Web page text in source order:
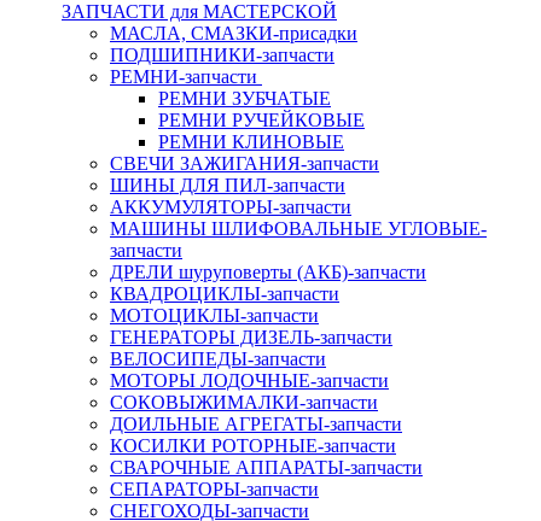
ЗАПЧАСТИ для МАСТЕРСКОЙ
МАСЛА, СМАЗКИ-присадки
ПОДШИПНИКИ-запчасти
РЕМНИ-запчасти
РЕМНИ ЗУБЧАТЫЕ
РЕМНИ РУЧЕЙКОВЫЕ
РЕМНИ КЛИНОВЫЕ
СВЕЧИ ЗАЖИГАНИЯ-запчасти
ШИНЫ ДЛЯ ПИЛ-запчасти
АККУМУЛЯТОРЫ-запчасти
МАШИНЫ ШЛИФОВАЛЬНЫЕ УГЛОВЫЕ-
запчасти
ДРЕЛИ шуруповерты (АКБ)-запчасти
КВАДРОЦИКЛЫ-запчасти
МОТОЦИКЛЫ-запчасти
ГЕНЕРАТОРЫ ДИЗЕЛЬ-запчасти
ВЕЛОСИПЕДЫ-запчасти
МОТОРЫ ЛОДОЧНЫЕ-запчасти
СОКОВЫЖИМАЛКИ-запчасти
ДОИЛЬНЫЕ АГРЕГАТЫ-запчасти
КОСИЛКИ РОТОРНЫЕ-запчасти
СВАРОЧНЫЕ АППАРАТЫ-запчасти
СЕПАРАТОРЫ-запчасти
СНЕГОХОДЫ-запчасти